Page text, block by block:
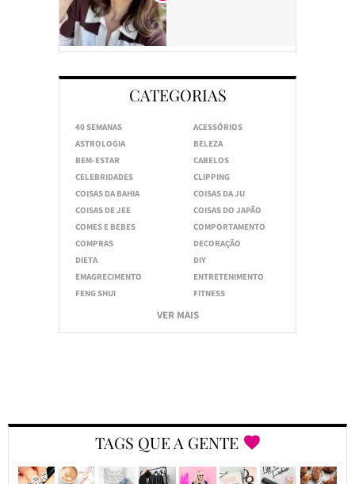
CATEGORIAS
40 SEMANAS
ACESSÓRIOS
ASTROLOGIA
BELEZA
BEM-ESTAR
CABELOS
CELEBRIDADES
CLIPPING
COISAS DA BAHIA
COISAS DA JU
COISAS DE JEE
COISAS DO JAPÃO
COMES E BEBES
COMPORTAMENTO
COMPRAS
DECORAÇÃO
DIETA
DIY
EMAGRECIMENTO
ENTRETENIMENTO
FENG SHUI
FITNESS
VER MAIS
TAGS QUE A GENTE